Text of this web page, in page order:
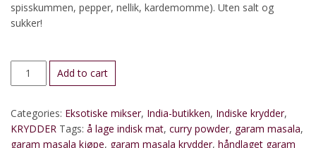
spisskummen, pepper, nellik, kardemomme). Uten salt og
sukker!
Garam
Masala
Add to cart
Categories: Eksotiske mikser, India-butikken, Indiske krydder,
KRYDDER Tags: å lage indisk mat, curry powder, garam masala,
garam masala kjøpe, garam masala krydder, håndlaget garam